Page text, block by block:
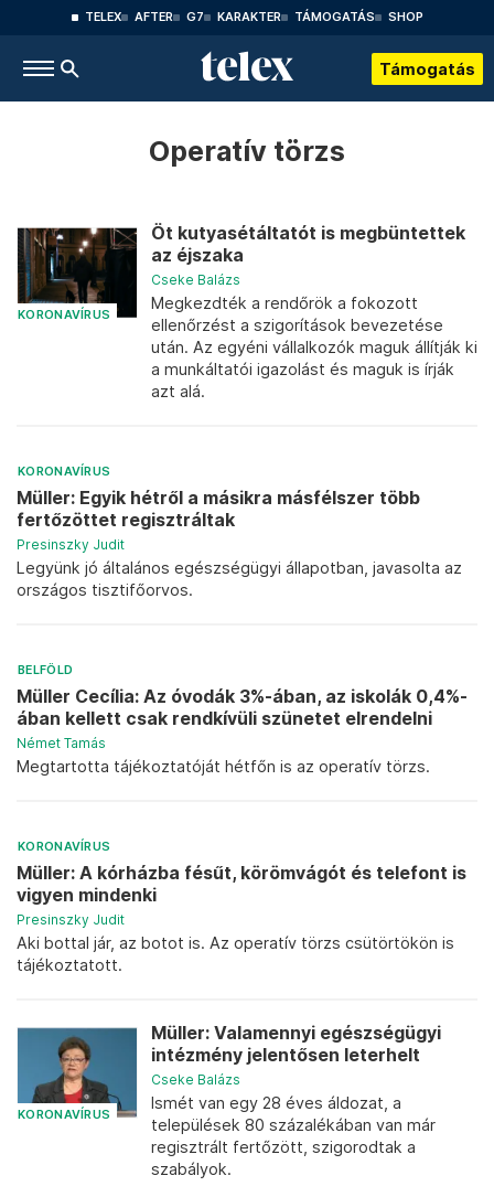
TELEX AFTER G7 KARAKTER TÁMOGATÁS SHOP
Támogatás
Operatív törzs
KORONAVÍRUS
Öt kutyasétáltatót is megbüntettek
az éjszaka
Cseke Balázs
Megkezdték a rendőrök a fokozott
ellenőrzést a szigorítások bevezetése
után. Az egyéni vállalkozók maguk állítják ki
a munkáltatói igazolást és maguk is írják
azt alá.
KORONAVÍRUS
Müller: Egyik hétről a másikra másfélszer több
fertőzöttet regisztráltak
Presinszky Judit
Legyünk jó általános egészségügyi állapotban, javasolta az
országos tisztifőorvos.
BELFÖLD
Müller Cecília: Az óvodák 3%-ában, az iskolák 0,4%-
ában kellett csak rendkívüli szünetet elrendelni
Német Tamás
Megtartotta tájékoztatóját hétfőn is az operatív törzs.
KORONAVÍRUS
Müller: A kórházba fésűt, körömvágót és telefont is
vigyen mindenki
Presinszky Judit
Aki bottal jár, az botot is. Az operatív törzs csütörtökön is
tájékoztatott.
KORONAVÍRUS
Müller: Valamennyi egészségügyi
intézmény jelentősen leterhelt
Cseke Balázs
Ismét van egy 28 éves áldozat, a
települések 80 százalékában van már
regisztrált fertőzött, szigorodtak a
szabályok.